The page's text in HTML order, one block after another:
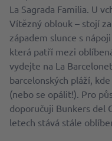
La Sagrada Familia. U
Vítězný oblouk – stojí
západem slunce s
která patří mezi
vydejte na La
barcelonských pláží,
(nebo se opálit!). Pro
doporučuji Bunkers del
letech stává stále